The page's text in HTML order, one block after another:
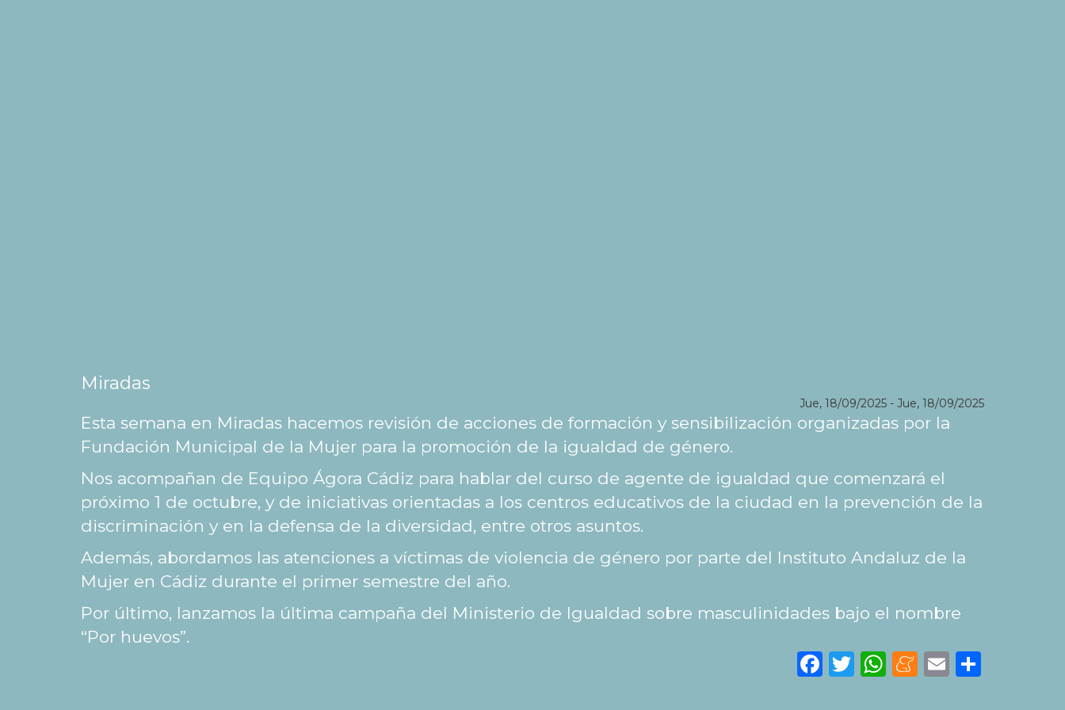
Miradas
Jue, 18/09/2025 - Jue, 18/09/2025
Esta semana en Miradas hacemos revisión de acciones de formación y sensibilización organizadas por la
Fundación Municipal de la Mujer para la promoción de la igualdad de género.
Nos acompañan de Equipo Ágora Cádiz para hablar del curso de agente de igualdad que comenzará el
próximo 1 de octubre, y de iniciativas orientadas a los centros educativos de la ciudad en la prevención de la
discriminación y en la defensa de la diversidad, entre otros asuntos.
Además, abordamos las atenciones a víctimas de violencia de género por parte del Instituto Andaluz de la
Mujer en Cádiz durante el primer semestre del año.
Por último, lanzamos la última campaña del Ministerio de Igualdad sobre masculinidades bajo el nombre
“Por huevos”.
Facebook
Twitter
WhatsApp
Meneame
Email